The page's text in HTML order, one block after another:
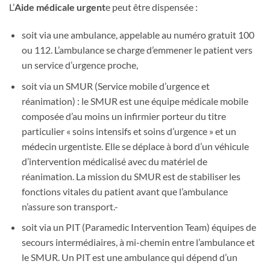
L’Aide médicale urgente peut être dispensée :
soit via une ambulance, appelable au numéro gratuit 100
ou 112. L’ambulance se charge d’emmener le patient vers
un service d’urgence proche,
soit via un SMUR (Service mobile d’urgence et
réanimation) : le SMUR est une équipe médicale mobile
composée d’au moins un infirmier porteur du titre
particulier « soins intensifs et soins d’urgence » et un
médecin urgentiste. Elle se déplace à bord d’un véhicule
d’intervention médicalisé avec du matériel de
réanimation. La mission du SMUR est de stabiliser les
fonctions vitales du patient avant que l’ambulance
n’assure son transport.-
soit via un PIT (Paramedic Intervention Team) équipes de
secours intermédiaires, à mi-chemin entre l’ambulance et
le SMUR. Un PIT est une ambulance qui dépend d’un